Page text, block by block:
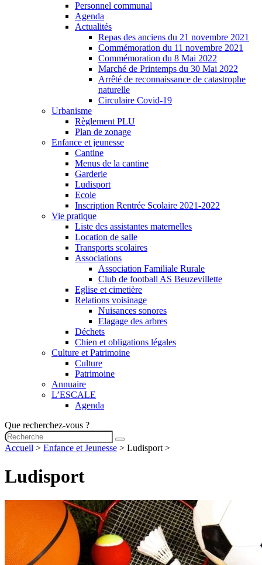
Personnel communal
Agenda
Actualités
Repas des anciens du 21 novembre 2021
Commémoration du 11 novembre 2021
Commémoration du 8 Mai 2022
Marché de Printemps du 30 Mai 2022
Arrêté de reconnaissance de catastrophe
naturelle
Circulaire Covid-19
Urbanisme
Règlement PLU
Plan de zonage
Enfance et jeunesse
Cantine
Menus de la cantine
Garderie
Ludisport
Ecole
Inscription Rentrée Scolaire 2021-2022
Vie pratique
Liste des assistantes maternelles
Location de salle
Transports scolaires
Associations
Association Familiale Rurale
Club de football AS Beuzevillette
Eglise et cimetière
Relations voisinage
Nuisances sonores
Elagage des arbres
Déchets
Chien et obligations légales
Culture et Patrimoine
Culture
Patrimoine
Annuaire
L’ESCALE
Agenda
Que recherchez-vous ?
Accueil > Enfance et Jeunesse > Ludisport >
Ludisport